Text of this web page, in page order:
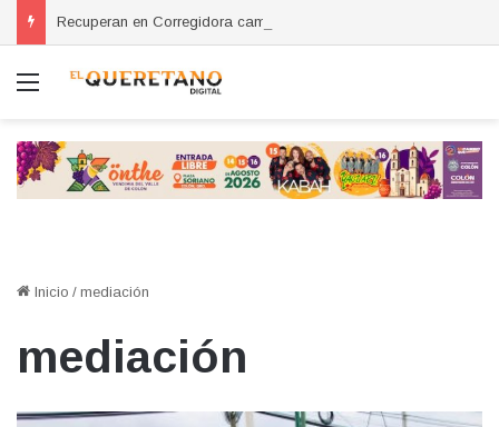
Menú
Inicio / mediación
mediación